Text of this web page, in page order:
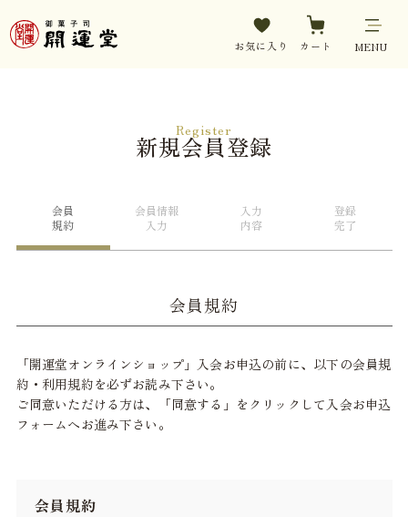
お気に入り カート MENU
Register
新規会員登録
会員
規約
会員情報
入力
入力
内容
登録
完了
会員規約
「開運堂オンラインショップ」入会お申込の前に、以下の会員規
約・利用規約を必ずお読み下さい。
ご同意いただける方は、「同意する」をクリックして入会お申込
フォームへお進み下さい。
会員規約